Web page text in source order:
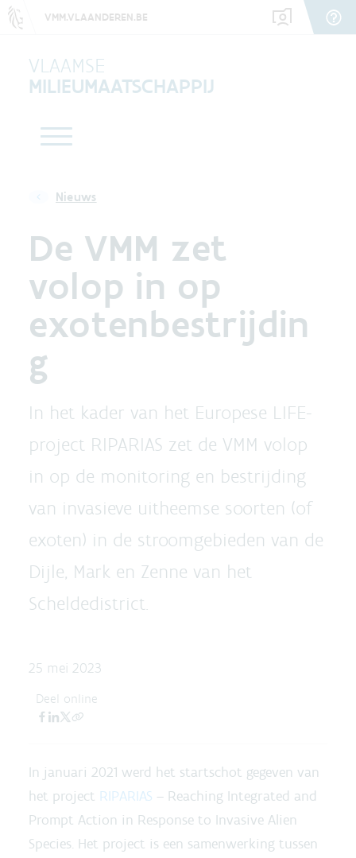
VMM.VLAANDEREN.BE
VLAAMSE
MILIEUMAATSCHAPPIJ
Nieuws
De VMM zet
volop in op
exotenbestrijdin
g
In het kader van het Europese LIFE-
project RIPARIAS zet de VMM volop
in op de monitoring en bestrijding
van invasieve uitheemse soorten (of
exoten) in de stroomgebieden van de
Dijle, Mark en Zenne van het
Scheldedistrict.
25 mei 2023
Deel online
In januari 2021 werd het startschot gegeven van
het project RIPARIAS – Reaching Integrated and
Prompt Action in Response to Invasive Alien
Species. Het project is een samenwerking tussen